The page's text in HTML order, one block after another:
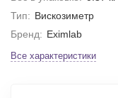
Тип: Вискозиметр
Бренд: Eximlab
Все характеристики